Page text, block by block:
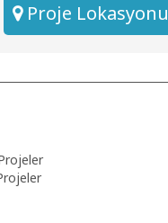
Proje Lokasyonu